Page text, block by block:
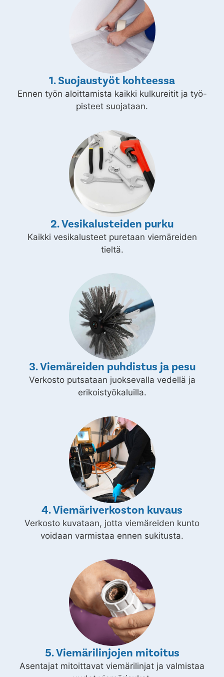
1. Suojaustyöt kohteessa
Ennen työn aloittamista kaikki kulkureitit ja työ-
pisteet suojataan.
2. Vesikalusteiden purku
Kaikki vesikalusteet puretaan viemäreiden
tieltä.
3. Viemäreiden puhdistus ja pesu
Verkosto putsataan juoksevalla vedellä ja
erikoistyökaluilla.
4. Viemäriverkoston kuvaus
Verkosto kuvataan, jotta viemäreiden kunto
voidaan varmistaa ennen sukitusta.
5. Viemärilinjojen mitoitus
Asentajat mitoittavat viemärilinjat ja valmistaa